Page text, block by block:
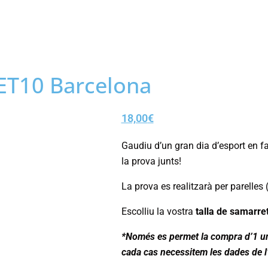
Barcelona
18,00€
Gaudiu d’un gran dia d’esport en
la prova junts!
La prova es realitzarà per
Escolliu la vostra talla de
*Només es permet la compra d’1
cada cas necessitem les dades de